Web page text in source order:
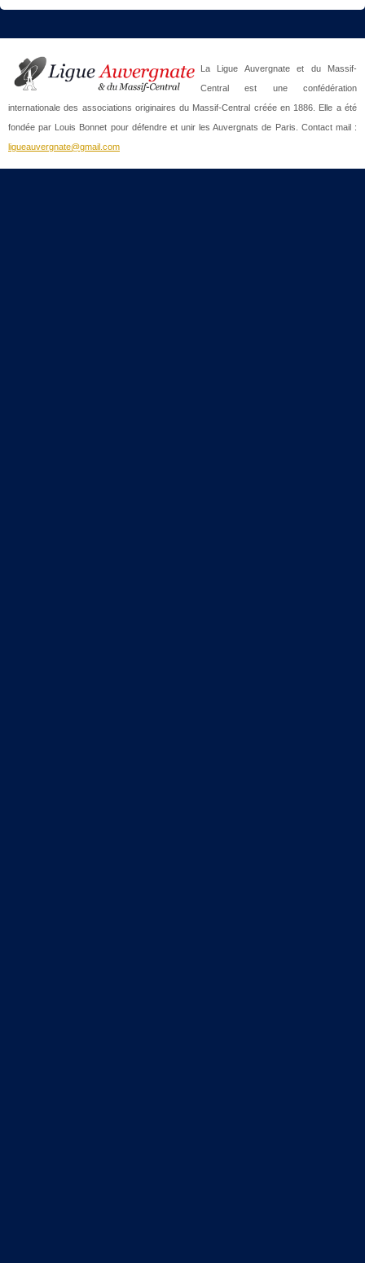
La Ligue Auvergnate et du Massif-
Central est une confédération
internationale des associations originaires du Massif-Central créée en 1886. Elle a été
fondée par Louis Bonnet pour défendre et unir les Auvergnats de Paris. Contact mail :
ligueauvergnate@gmail.com